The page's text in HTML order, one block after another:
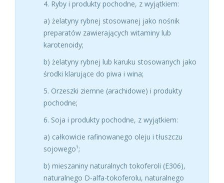
4. Ryby i produkty pochodne, z wyjątkiem:
a) żelatyny rybnej stosowanej jako nośnik
preparatów zawierających witaminy lub
karotenoidy;
b) żelatyny rybnej lub karuku stosowanych jako
środki klarujące do piwa i wina;
5. Orzeszki ziemne (arachidowe) i produkty
pochodne;
6. Soja i produkty pochodne, z wyjątkiem:
a) całkowicie rafinowanego oleju i tłuszczu
sojowego¹;
b) mieszaniny naturalnych tokoferoli (E306),
naturalnego D-alfa-tokoferolu, naturalnego